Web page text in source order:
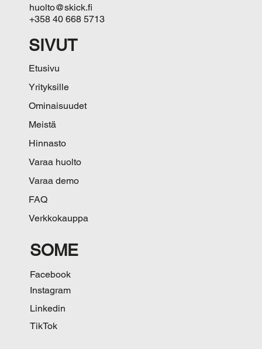
huolto@skick.fi
+358 40 668 5713
SIVUT
Etusivu
Yrityksille
Ominaisuudet
Meistä
Hinnasto
Varaa huolto
Varaa demo
FAQ
Verkkokauppa
SOME
Facebook
Instagram
Linkedin
TikTok